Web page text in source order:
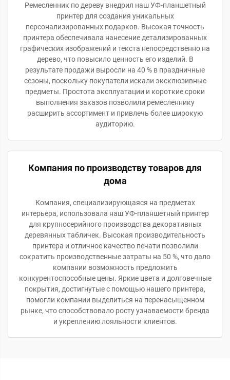
Ремесленник по дереву внедрил наш УФ-планшетный
принтер для создания уникальных
персонализированных подарков. Высокая точность
принтера обеспечивала нанесение детализированных
графических изображений и текста непосредственно на
дерево, что повысило ценность его изделий. В
результате продажи выросли на 40 % в праздничные
сезоны, поскольку покупатели искали эксклюзивные
предметы. Простота эксплуатации и короткие сроки
выполнения заказов позволили ремесленнику
расширить ассортимент и привлечь более широкую
аудиторию.
Компания по производству товаров для
дома
Компания, специализирующаяся на предметах
интерьера, использовала наш УФ-планшетный принтер
для крупносерийного производства декоративных
деревянных табличек. Высокая производительность
принтера и отличное качество печати позволили
сократить производственные затраты на 50 %, что дало
компании возможность предложить
конкурентоспособные цены. Яркие цвета и долговечные
покрытия, достигнутые с помощью нашего принтера,
помогли компании выделиться на перенасыщенном
рынке, что способствовало росту узнаваемости бренда
и укреплению лояльности клиентов.